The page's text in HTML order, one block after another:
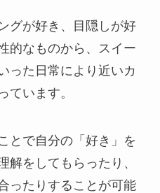
グが好き、目隠しが好
的なものから、スイー
った日常により近いカ
ています。
とで自分の「好き」を
解をしてもらったり、
ったりすることが可能